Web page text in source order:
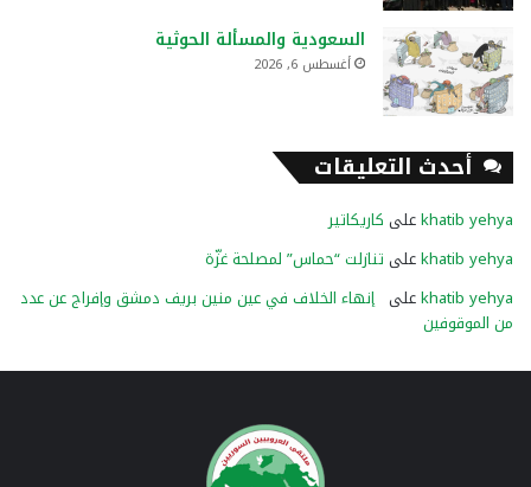
السعودية والمسألة الحوثية
أغسطس 6, 2026
أحدث التعليقات
khatib yehyaعلى كاريكاتير
khatib yehyaعلى تنازلت “حماس” لمصلحة غزّة
khatib yehyaعلى إنهاء الخلاف في عين منين بريف دمشق وإفراج عن عدد
من الموقوفين